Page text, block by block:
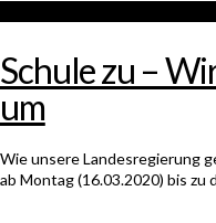
Schule zu –
um
Wie unsere Landesregierung
ab Montag (16.03.2020) bis